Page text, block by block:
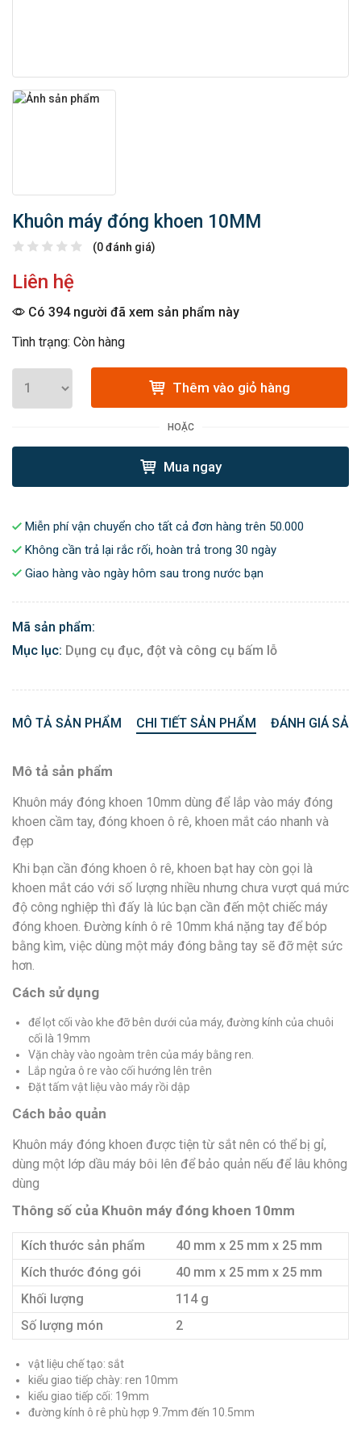
Khuôn máy đóng khoen 10MM
(0 đánh giá)
Liên hệ
Có 394 người đã xem sản phẩm này
Tình trạng: Còn hàng
Thêm vào giỏ hàng
HOẶC
Mua ngay
Miễn phí vận chuyển cho tất cả đơn hàng trên 50.000
Không cần trả lại rắc rối, hoàn trả trong 30 ngày
Giao hàng vào ngày hôm sau trong nước bạn
Mã sản phẩm:
Mục lục: Dụng cụ đục, đột và công cụ bấm lỗ
MÔ TẢ SẢN PHẨM CHI TIẾT SẢN PHẨM ĐÁNH GIÁ
Mô tả sản phẩm
Khuôn máy đóng khoen 10mm dùng để lắp vào máy đóng
khoen cầm tay, đóng khoen ô rê, khoen mắt cáo nhanh và
đẹp
Khi bạn cần đóng khoen ô rê, khoen bạt hay còn gọi là
khoen mắt cáo với số lượng nhiều nhưng chưa vượt quá mức
độ công nghiệp thì đấy là lúc bạn cần đến một chiếc máy
đóng khoen. Đường kính ô rê 10mm khá nặng tay để bóp
bằng kìm, việc dùng một máy đóng bằng tay sẽ đỡ mệt sức
hơn.
Cách sử dụng
để lọt cối vào khe đỡ bên dưới của máy, đường kính của chuôi
cối là 19mm
Vặn chày vào ngoàm trên của máy bằng ren.
Lắp ngửa ô re vào cối hướng lên trên
Đặt tấm vật liệu vào máy rồi dập
Cách bảo quản
Khuôn máy đóng khoen được tiện từ sắt nên có thể bị gỉ,
dùng một lớp dầu máy bôi lên để bảo quản nếu để lâu không
dùng
Thông số của Khuôn máy đóng khoen 10mm
Kích thước sản phẩm
40 mm x 25 mm x 25 mm
Kích thước đóng gói
40 mm x 25 mm x 25 mm
Khối lượng
114 g
Số lượng món
2
vật liệu chế tạo: sắt
kiểu giao tiếp chày: ren 10mm
kiểu giao tiếp cối: 19mm
đường kính ô rê phù hợp 9.7mm đến 10.5mm